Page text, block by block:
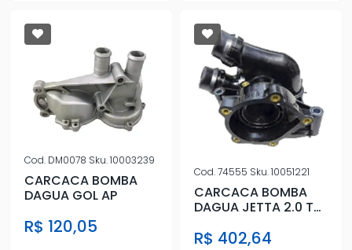
Cod. DM0078 Sku.10003239
CARCACA BOMBA
DAGUA GOL AP
R$ 120,05
Cod.74555 Sku.10051221
CARCACA BOMBA
DAGUA JETTA 2.0 TSI
R$ 402,64